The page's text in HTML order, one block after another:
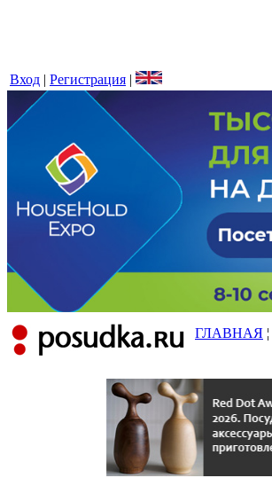
Вход | Регистрация |
ГЛАВНАЯ ¦